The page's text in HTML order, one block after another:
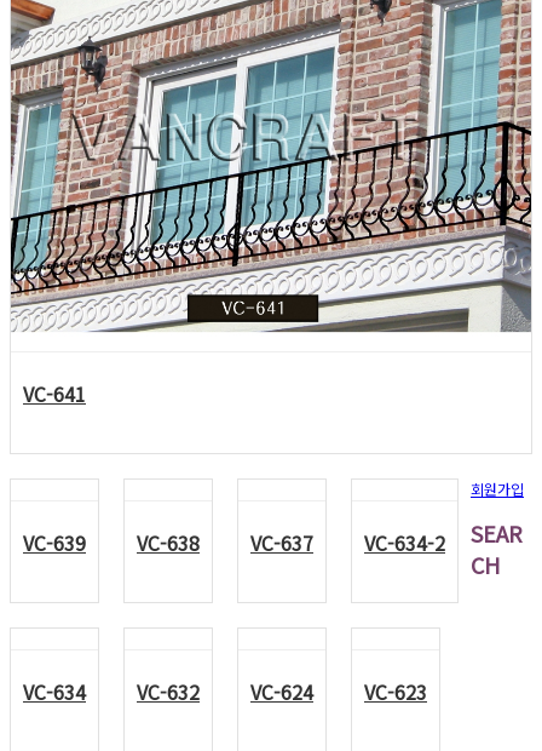
VC-641
VC-639 VC-638 VC-637 VC-634-2
VC-634 VC-632 VC-624 VC-623
회원가입
SEAR
CH